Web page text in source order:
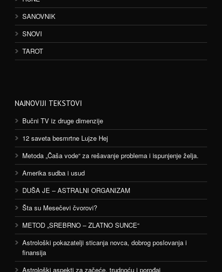
SANOVNIK
SNOVI
TAROT
NAJNOVIJI TEKSTOVI
Bučni TV iz druge dimenzije
12 saveta besmrtne Lujze Hej
Metoda „Čaša vode“ za rešavanje problema i ispunjenje želja.
Amerika sudba i usud
DUŠA JE – ASTRALNI ORGANIZAM
Šta su Mesečevi čvorovi?
METOD „SREBRNO – ZLATNO SUNCE“
Astrološki pokazatelji sticanja novca, dobrog poslovanja i
finansija
Astrološki aspekti za začeće, trudnoću i porođaj